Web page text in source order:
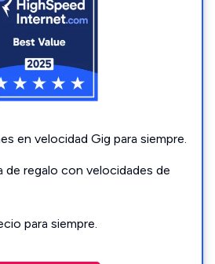
en velocidad Gig para siempre.
de regalo con velocidades de
para siempre.